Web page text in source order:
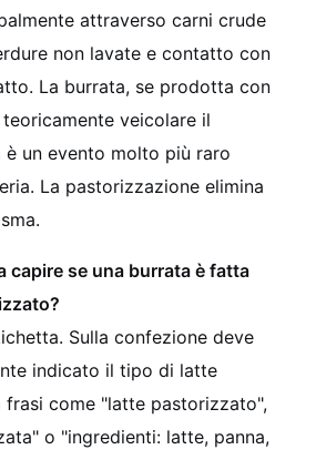
attraverso carni crude
non lavate e contatto con
La burrata, se prodotta con
veicolare il
è un evento molto più raro
La pastorizzazione elimina
capire se una burrata è fatta
Sulla confezione deve
indicato il tipo di latte
frasi come "latte pastorizzato",
o "ingredienti: latte, panna,